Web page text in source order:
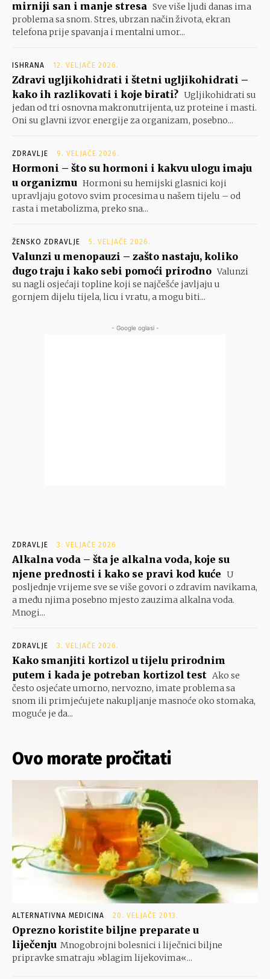
mirniji san i manje stresa Sve više ljudi danas ima
problema sa snom. Stres, ubrzan način života, ekran
telefona prije spavanja i mentalni umor...
ISHRANA 12. VELJAČE 2026.
Zdravi ugljikohidrati i štetni ugljikohidrati –
kako ih razlikovati i koje birati? Ugljikohidrati su
jedan od tri osnovna makronutrijenta, uz proteine i masti.
Oni su glavni izvor energije za organizam, posebno...
ZDRAVLJE 9. VELJAČE 2026.
Hormoni – što su hormoni i kakvu ulogu imaju
u organizmu Hormoni su hemijski glasnici koji
upravljaju gotovo svim procesima u našem tijelu – od
rasta i metabolizma, preko sna...
ŽENSKO ZDRAVLJE 5. VELJAČE 2026.
Valunzi u menopauzi – zašto nastaju, koliko
dugo traju i kako sebi pomoći prirodno Valunzi
su nagli osjećaji topline koji se najčešće javljaju u
gornjem dijelu tijela, licu i vratu, a mogu biti...
- Google oglasi -
ZDRAVLJE 3. VELJAČE 2026.
Alkalna voda – šta je alkalna voda, koje su
njene prednosti i kako se pravi kod kuće U
posljednje vrijeme sve se više govori o zdravim navikama,
a među njima posebno mjesto zauzima alkalna voda.
Mnogi...
ZDRAVLJE 3. VELJAČE 2026.
Kako smanjiti kortizol u tijelu prirodnim
putem i kada je potreban kortizol test Ako se
često osjećate umorno, nervozno, imate problema sa
snom ili primjećujete nakupljanje masnoće oko stomaka,
moguće je da...
Ovo morate pročitati
ALTERNATIVNA MEDICINA 20. VELJAČE 2013.
Oprezno koristite biljne preparate u
liječenju Mnogobrojni bolesnici i liječnici biljne
pripravke smatraju »blagim lijekovima«...